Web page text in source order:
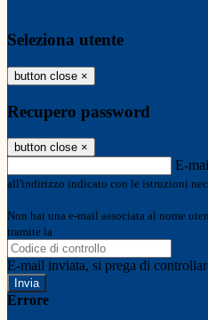
Seleziona utente
button close ×
Recupero password
button close ×
E-
all'indirizzo indicato con le istruzioni
Non hai una e-mail associata al nome
tramite la
E-mail inviata, si prega di
Errore